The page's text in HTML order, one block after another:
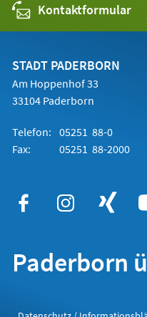
Kontaktformular
STADT PADERBORN
Am Hoppenhof 33
33104 Paderborn
Telefon: 05251 88-0
Fax:
05251 88-2000
Paderborn